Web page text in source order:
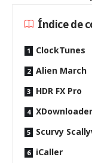
Índice de
ClockTunes
Alien March
HDR FX Pro
XDownloader
Scurvy
iCaller